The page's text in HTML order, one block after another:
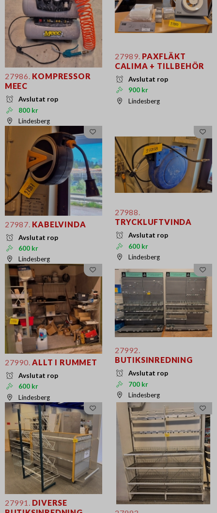
27986. KOMPRESSOR
MEEC
Avslutat rop
800 kr
Lindesberg
27989. PAXFLÄKT
CALIMA + TILLBEHÖR
Avslutat rop
900 kr
Lindesberg
27987. KABELVINDA
Avslutat rop
600 kr
Lindesberg
27988.
TRYCKLUFTVINDA
Avslutat rop
600 kr
Lindesberg
27990. ALLT I RUMMET
Avslutat rop
600 kr
Lindesberg
27992.
BUTIKSINREDNING
Avslutat rop
700 kr
Lindesberg
27991. DIVERSE